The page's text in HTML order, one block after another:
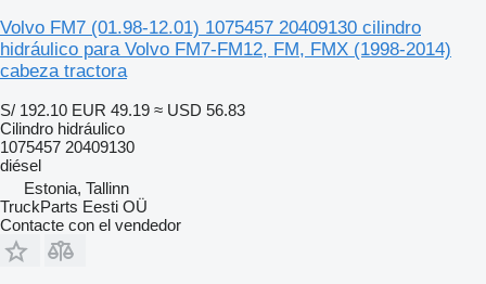
Volvo FM7 (01.98-12.01) 1075457 20409130 cilindro
hidráulico para Volvo FM7-FM12, FM, FMX (1998-2014)
cabeza tractora
S/ 192.10 EUR 49.19 ≈ USD 56.83
Cilindro hidráulico
1075457 20409130
diésel
Estonia, Tallinn
TruckParts Eesti OÜ
Contacte con el vendedor